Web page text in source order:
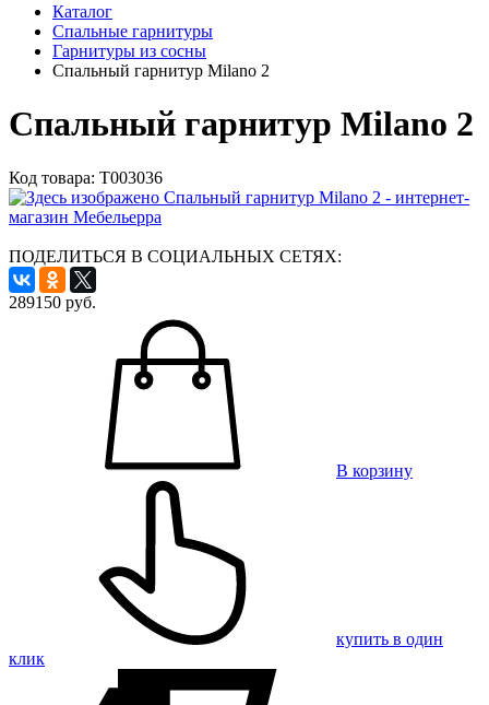
Каталог
Спальные гарнитуры
Гарнитуры из сосны
Спальный гарнитур Milano 2
Спальный гарнитур Milano 2
Код товара: Т003036
ПОДЕЛИТЬСЯ В СОЦИАЛЬНЫХ СЕТЯХ:
289150 руб.
В корзину
купить в один
клик